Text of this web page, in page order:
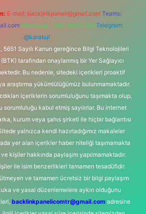
E-mail: backlinkpaneli@gmail.com Teams:
Whatsapp: 0262 606 0 726 Telegram:
@karabul
5651 Sayılı Kanun gereğince Bilgi Teknolojileri
tarafından onaylanmış bir Yer Sağlayıcı
Bu nedenle, sitedeki içerikleri proaktif
araştırma yükümlülüğümüz bulunmamaktadır.
içeriklerin sorumluluğunu taşımakta olup,
sorumluluğu kabul etmiş sayılırlar. Bu internet
kurum veya şahıs şirketi ile hiçbir bağlantısı
yalnızca kendi hazırladığımız makaleler
yer alan içerikler haber niteliği taşımamakta
kişiler hakkında paylaşım yapılmamaktadır.
ile isim benzerlikleri tamamen tesadüfidir.
ve tamamen ücretsiz bir bilgi paylaşım
ve yasal düzenlemelere aykırı olduğunu
backlinkpanelicomtr@gmail.comadresine